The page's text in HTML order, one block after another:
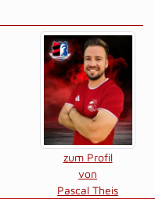
zum Profil
von
Pascal Theis